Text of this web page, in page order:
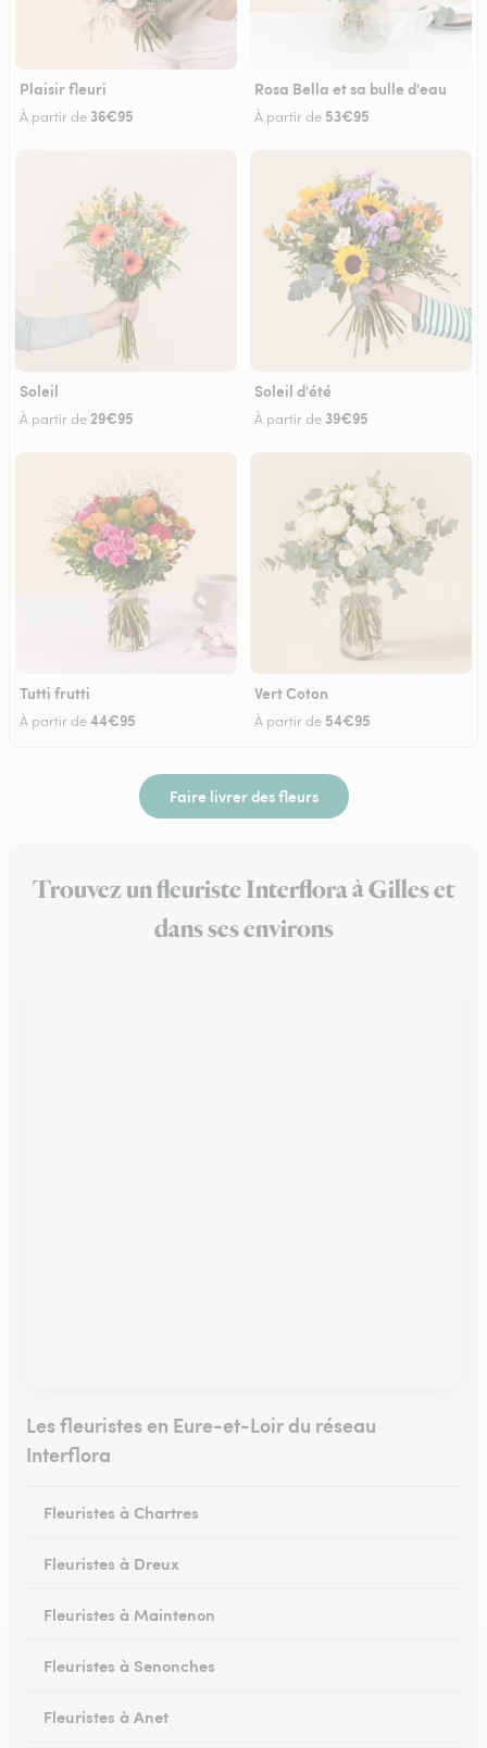
Plaisir fleuri
À partir de 36€95
Rosa Bella et sa bulle d'eau
À partir de 53€95
Soleil
À partir de29€95
Soleil d'été
À partir de 39€95
Tutti frutti
À partir de44€95
Vert Coton
À partir de 54€95
Faire livrer des fleurs
Trouvez un fleuriste Interflora à Gilles et
dans ses environs
Les fleuristes en Eure-et-Loir du réseau
Interflora
Fleuristes à Chartres
Fleuristes à Dreux
Fleuristes à Maintenon
Fleuristes à Senonches
Fleuristes à Anet